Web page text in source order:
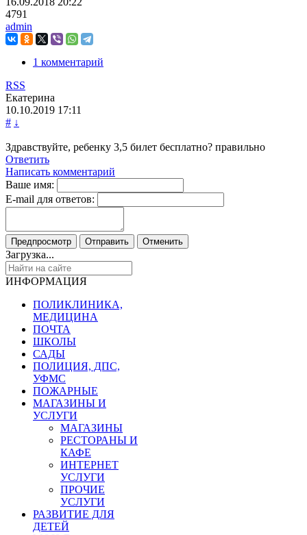
4791
admin
1 комментарий
RSS
Екатерина
10.10.2019 17:11
# ↓
Здравствуйте, ребенку 3,5 билет бесплатно? правильно
Ответить
Написать комментарий
Ваше имя:
E-mail для ответов:
Загрузка...
ИНФОРМАЦИЯ
ПОЛИКЛИНИКА,
МЕДИЦИНА
ПОЧТА
ШКОЛЫ
САДЫ
ПОЛИЦИЯ, ДПС,
УФМС
ПОЖАРНЫЕ
МАГАЗИНЫ И
УСЛУГИ
МАГАЗИНЫ
РЕСТОРАНЫ И
КАФЕ
ИНТЕРНЕТ
УСЛУГИ
ПРОЧИЕ
УСЛУГИ
РАЗВИТИЕ ДЛЯ
ДЕТЕЙ